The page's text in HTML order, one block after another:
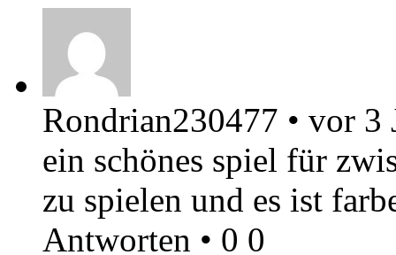
Rondrian230477 • vor 3
ein schönes spiel für
zu spielen und es ist
Antworten • 0 0